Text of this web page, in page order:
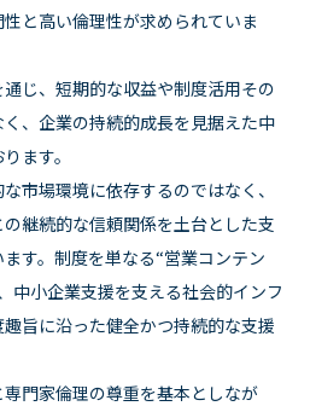
と高い倫理性が求められていま
じ、短期的な収益や制度活用その
、企業の持続的成長を見据えた中
ます。
市場環境に依存するのではなく、
継続的な信頼関係を土台とした支
す。制度を単なる“営業コンテン
中小企業支援を支える社会的インフ
旨に沿った健全かつ持続的な支援
門家倫理の尊重を基本としなが